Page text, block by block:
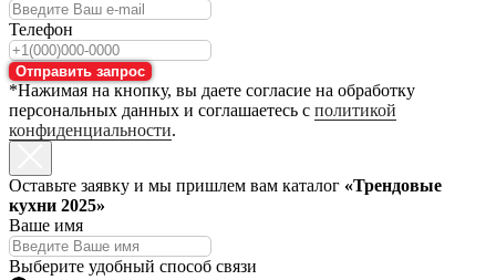
Телефон
Отправить запрос
*Нажимая на кнопку, вы даете согласие на обработку
персональных данных и соглашаетесь с политикой
конфиденциальности.
Оставьте заявку и мы пришлем вам каталог «Трендовые
кухни 2025»
Ваше имя
Выберите удобный способ связи